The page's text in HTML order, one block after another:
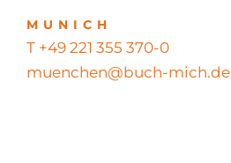
MUNICH
T +49 221 355 370-0
muenchen@buch-mich.de